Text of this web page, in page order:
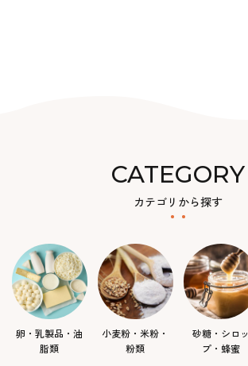
CATEGORY
カテゴリから探す
卵・乳製品・油
脂類
小麦粉・米粉・
粉類
砂糖・シロッ
プ・蜂蜜